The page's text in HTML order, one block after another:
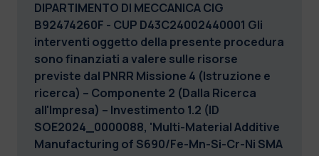
DIPARTIMENTO DI MECCANICA CIG
B92474260F - CUP D43C24002440001 Gli
interventi oggetto della presente procedura
sono finanziati a valere sulle risorse
previste dal PNRR Missione 4 (Istruzione e
ricerca) – Componente 2 (Dalla Ricerca
all'Impresa) – Investimento 1.2 (ID
SOE2024_0000088, 'Multi-Material Additive
Manufacturing of S690/Fe-Mn-Si-Cr-Ni SMA